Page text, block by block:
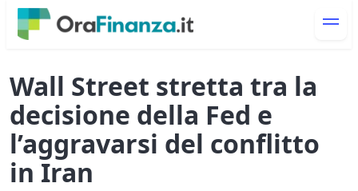
Wall Street stretta tra la
decisione della Fed e
l’aggravarsi del conflitto
in Iran